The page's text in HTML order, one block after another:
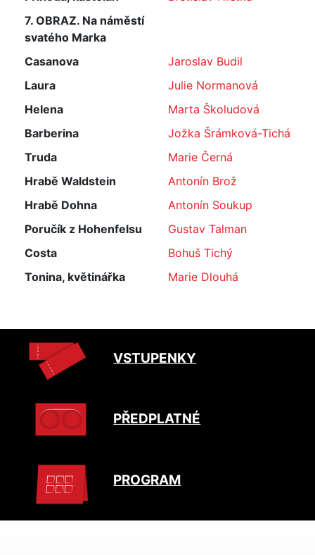
7. OBRAZ. Na náměstí
svatého Marka
Casanova
Jaroslav Budil
Laura
Julie Normanová
Helena
Marta Školudová
Barberina
Jožka Šrámková-Tichá
Truda
Marie Černá
Hrabě Waldstein
Antonín Brož
Hrabě Dohna
Antonín Soukup
Poručík z Hohenfelsu
Gustav Talman
Costa
Bohuš Tichý
Tonina, květinářka
Marie Dlouhá
VSTUPENKY
PŘEDPLATNÉ
PROGRAM